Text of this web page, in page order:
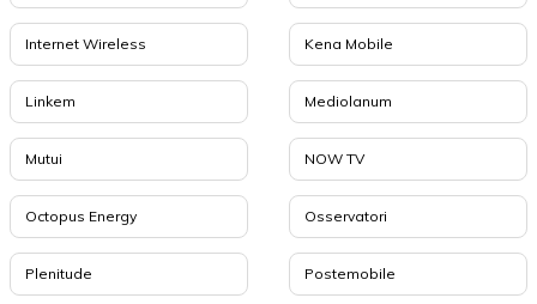
Internet Wireless Kena Mobile
Linkem Mediolanum
Mutui NOW TV
Octopus Energy Osservatori
Plenitude Postemobile